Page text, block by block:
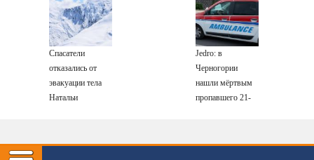
Бондарчука и
читателей
«птах Мадьяра»
человек
06/08/2026 –
Новости
Спасатели
отказались от
эвакуации тела
Натальи
Jedro: в
Черногории
нашли мёртвым
пропавшего 21-